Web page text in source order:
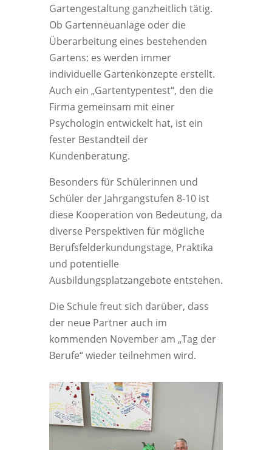
Gartengestaltung ganzheitlich tätig.
Ob Gartenneuanlage oder die
Überarbeitung eines bestehenden
Gartens: es werden immer
individuelle Gartenkonzepte erstellt.
Auch ein „Gartentypentest“, den die
Firma gemeinsam mit einer
Psychologin entwickelt hat, ist ein
fester Bestandteil der
Kundenberatung.
Besonders für Schülerinnen und
Schüler der Jahrgangstufen 8-10 ist
diese Kooperation von Bedeutung, da
diverse Perspektiven für mögliche
Berufsfelderkundungstage, Praktika
und potentielle
Ausbildungsplatzangebote entstehen.
Die Schule freut sich darüber, dass
der neue Partner auch im
kommenden November am „Tag der
Berufe“ wieder teilnehmen wird.